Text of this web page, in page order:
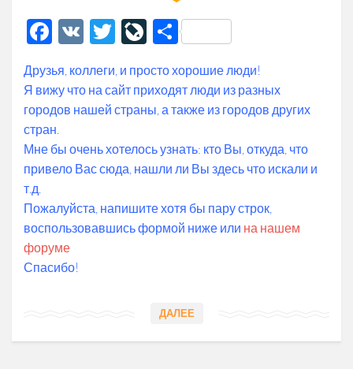
Facebook
VK TwitterLiveJournal
Отправить
Друзья, коллеги, и просто хорошие люди!
Я вижу что на сайт приходят люди из разных
городов нашей страны, а также из городов других
стран.
Мне бы очень хотелось узнать: кто Вы, откуда, что
привело Вас сюда, нашли ли Вы здесь что искали и
т.д.
Пожалуйста, напишите хотя бы пару строк,
воспользовавшись формой ниже или на нашем
форуме
Спасибо!
ДАЛЕЕ